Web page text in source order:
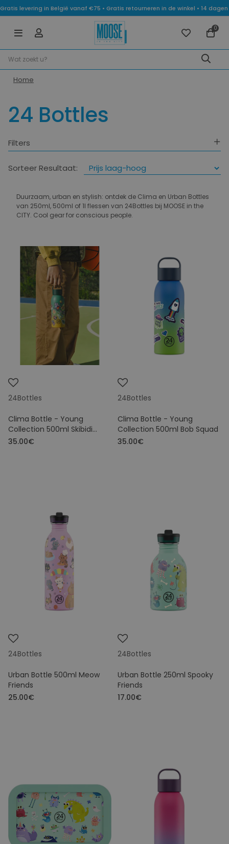
Gratis levering in België vanaf €75 • Gratis retourneren in de winkel • 14
0
Home
24 Bottles
Filters
Categorie
Kleuren
Sorteer Resultaat:
Duurzaam, urban en stylish: ontdek de Clima en Urban Bottles
van 250ml, 500ml of 1l flessen van 24Bottles bij MOOSE in the
CITY. Cool gear for conscious people.
24Bottles
Clima Bottle - Young
Collection 500ml Skibidi
Squad
35.00€
24Bottles
Clima Bottle - Young
Collection 500ml Bob Squad
35.00€
24Bottles
Urban Bottle 500ml Meow
Friends
25.00€
24Bottles
Urban Bottle 250ml Spooky
Friends
17.00€